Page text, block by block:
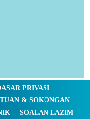
PRIVASI
& SOKONGAN
SOALAN LAZIM